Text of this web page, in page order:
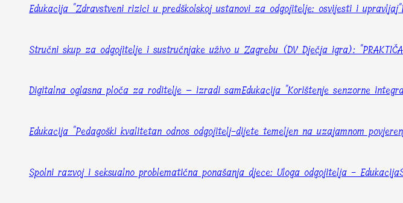
Edukacija "Zdravstveni rizici u predškolskoj ustanovi za odgojitelje: osvijesti i upravljaj"
Stručni skup za odgojitelje i sustručnjake uživo u Zagrebu (DV Dječja igra):
Digitalna oglasna ploča za roditelje – izradi samEdukacija "Korištenje senzorne
Edukacija "Pedagoški kvalitetan odnos odgojitelj-dijete temeljen na uzajamnom
Spolni razvoj i seksualno problematična ponašanja djece: Uloga odgojitelja - Edukacija